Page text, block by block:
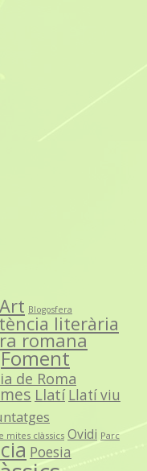
Art Blogosfera
literària
romana
Foment
de Roma
Llatí Llatí viu
mites clàssics Ovidi Parc
Poesia